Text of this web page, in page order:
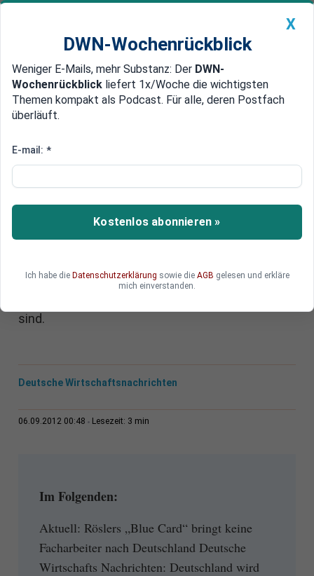
Newsticker MEIN DWN: Geldanlage Premium
Edelmetalle DWN-Magazin China
Systemfehler schuld am Fachkräftemangel
Ökonom Bosbach: Job-Krise,
weil Jugendliche die falschen
Berufe erlernen
Der Ökonom Gerd Bosbach erklärt, warum er an
zweifelt: Es sind handfeste Systemfehler und
nicht die Demografie, die an den
sind.
Deutsche Wirtschaftsnachrichten
06.09.2012 00:48 Lesezeit: 3 min
Im Folgenden:
Aktuell: Röslers „Blue Card“ bringt keine
Facharbeiter nach Deutschland Deutsche
Wirtschafts Nachrichten: Deutschland wird
X
DWN-Wochenrückblick
Weniger E-Mails, mehr Substanz: Der DWN-
Wochenrückblick liefert 1x/Woche die wichtigsten
Themen kompakt als Podcast. Für alle, deren Postfach
überläuft.
E-mail: *
Kostenlos abonnieren »
Ich habe die Datenschutzerklärung sowie die AGB gelesen und erkläre
mich einverstanden.